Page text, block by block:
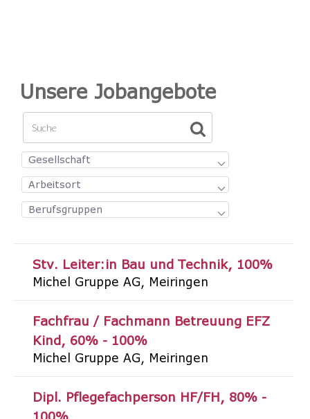
UNTERLAGEN
Unsere Jobangebote
Gesellschaft
Arbeitsort
Berufsgruppen
Stv. Leiter:in Bau und Technik 100%
Michel Gruppe AG Meiringen
Fachfrau / Fachmann Betreuung EFZ
Kind
60% - 100%
Michel Gruppe AG Meiringen
Dipl. Pflegefachperson HF/FH
80% -